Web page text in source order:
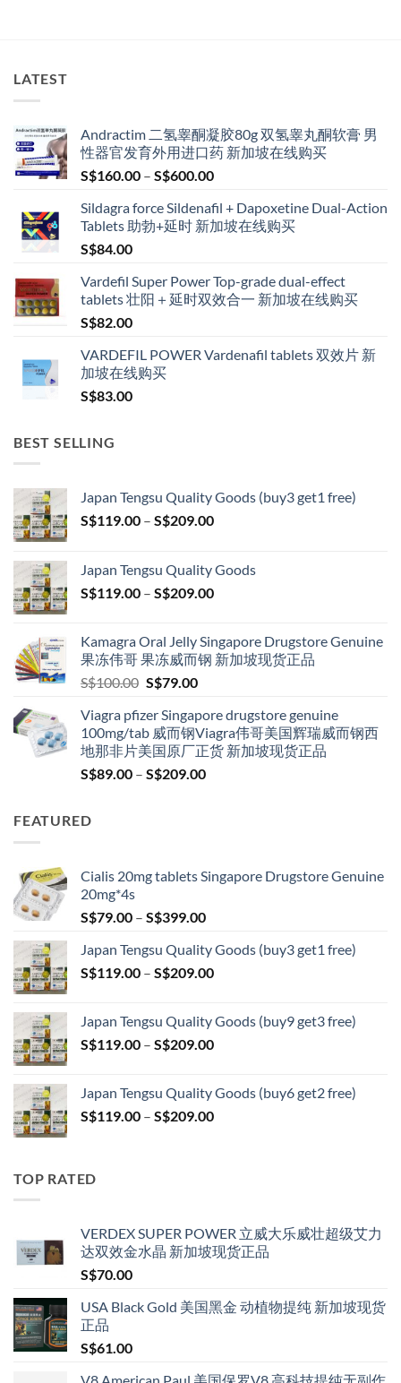
LATEST
Andractim 二氢睾酮凝胶80g 双氢睾丸酮软膏 男
性器官发育外用进口药 新加坡在线购买
S$160.00 – S$600.00Price
S$160.00
through
Sildagra force Sildenafil + Dapoxetine Dual-Action
Tablets 助勃+延时 新加坡在线购买
S$84.00
Vardefil Super Power Top-grade dual-effect
tablets 壮阳＋延时双效合一 新加坡在线购买
S$82.00
VARDEFIL POWER Vardenafil tablets 双效片 新
加坡在线购买
S$83.00
BEST SELLING
Japan Tengsu Quality Goods (buy3 get1 free)
S$119.00 – S$209.00Price
through
S$209.00
Japan Tengsu Quality Goods
S$119.00 – S$209.00Price
through
S$209.00
Kamagra Oral Jelly Singapore Drugstore Genuine
果冻伟哥 果冻威而钢 新加坡现货正品
S$100.00 Original
was:
S$100.00.
S$79.00Current
is:
S$79.00.
Viagra pfizer Singapore drugstore genuine
100mg/tab 威而钢Viagra伟哥美国辉瑞威而钢西
地那非片美国原厂正货 新加坡现货正品
S$89.00 – S$209.00Price
FEATURED
Cialis 20mg tablets Singapore Drugstore Genuine
20mg*4s
S$79.00 – S$399.00Price
S$79.00
through
Japan Tengsu Quality Goods (buy3 get1 free)
S$119.00 – S$209.00Price
through
S$209.00
Japan Tengsu Quality Goods (buy9 get3 free)
S$119.00 – S$209.00Price
through
S$209.00
Japan Tengsu Quality Goods (buy6 get2 free)
S$119.00 – S$209.00Price
TOP RATED
VERDEX SUPER POWER 立威大乐威壮超级艾力
达双效金水晶 新加坡现货正品
S$70.00
USA Black Gold 美国黑金 动植物提纯 新加坡现货
正品
S$61.00